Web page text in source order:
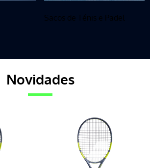
Sacos de Ténis e Padel
Novidades